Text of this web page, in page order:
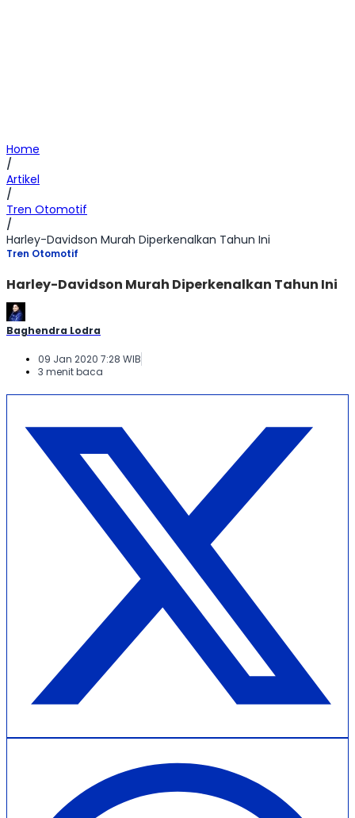
Home
/
Artikel
/
Tren Otomotif
/
Harley-Davidson Murah Diperkenalkan Tahun Ini
Tren Otomotif
Harley-Davidson Murah Diperkenalkan Tahun Ini
Baghendra Lodra
09 Jan 2020 7:28 WIB
3 menit baca